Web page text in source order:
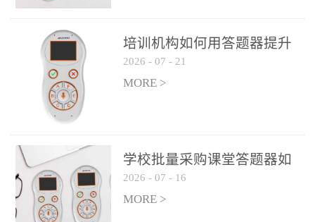
点讲解互动，还是课后即
时反馈，QVote 都能灵活
适配不同教学环节需求，
让教师专注于教学内容本
身，而非技术操作。多元
热情QVote 提供了丰富的
互动功能矩阵，满足不同
学科、不同教学目标的互
动需求：即时答题：支持
培训机构如何用答题器提升
学生专注度
2026 - 07 - 21
MORE >
学校批量采购课堂答题器如
何选厂家
2026 - 07 - 16
MORE >